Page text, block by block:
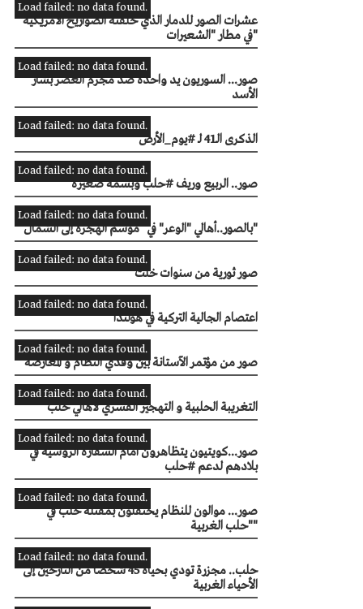
Load failed: no data found.
عشرات الصور للدمار الذي خلفته الصواريخ الأمريكية
في مطار "الشعيرات"
Load failed: no data found.
صور... السوريون يد واحدة ضد مجرم العصر بشار
الأسد
Load failed: no data found.
الذكرى الـ41 لـ #يوم_الأرض
Load failed: no data found.
صور.. الربيع وريف #حلب وبسمة صغيرة
Load failed: no data found.
بالصور..أهالي "الوعر" في "موسم الهجرة إلى الشمال"
Load failed: no data found.
صور ثورية من سنوات خلت
Load failed: no data found.
اعتصام الجالية التركية في هولندا
Load failed: no data found.
صور من مؤتمر الآستانة بين وفدي النظام و المعارضة
Load failed: no data found.
التغريبة الحلبية و التهجير القسري لأهالي حلب
Load failed: no data found.
صور...كويتيون يتظاهرون أمام السفارة الروسية في
بلادهم لدعم #حلب
Load failed: no data found.
صور... موالون للنظام يحتفلون بمقتلة حلب في
"حلب الغربية"
Load failed: no data found.
حلب.. مجزرة تودي بحياة 45 شخصا من النازحين إلى
الأحياء الغربية